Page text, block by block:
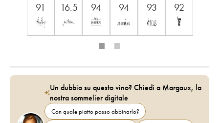
91 16.5 94 94 93 92
Un dubbio su questo vino? Chiedi a Margaux, la
nostra sommelier digitale
Con quale piatto posso abbinarlo?